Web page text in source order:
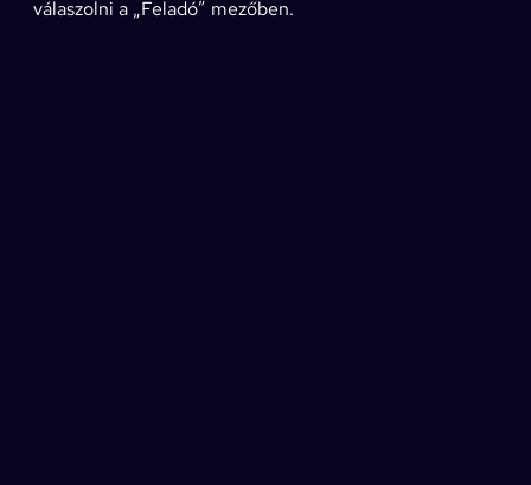
válaszolni a „Feladó” mezőben.